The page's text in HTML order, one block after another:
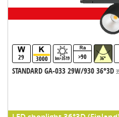
29 3000 lm>3519 >90 36°
STANDARD GA-033 29W/930 36°3D